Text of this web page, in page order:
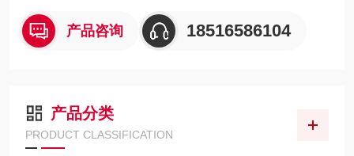
产品咨询 18516586104
产品分类
PRODUCT CLASSIFICATION